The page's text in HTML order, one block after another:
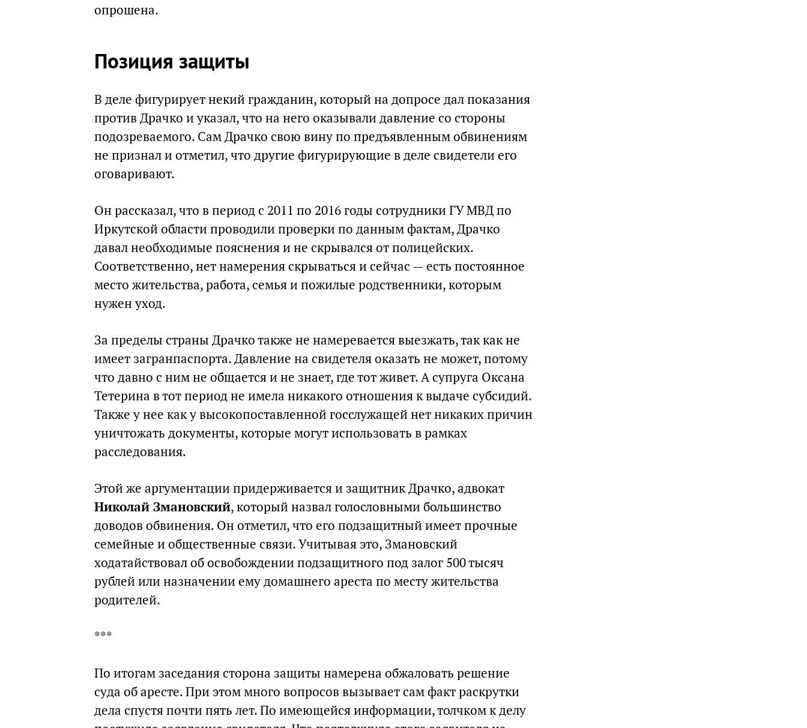
опрошена.
Позиция защиты
В деле фигурирует некий гражданин, который на допросе дал показания
против Драчко и указал, что на него оказывали давление со стороны
подозреваемого. Сам Драчко свою вину по предъявленным обвинениям
не признал и отметил, что другие фигурирующие в деле свидетели его
оговаривают.
Он рассказал, что в период с 2011 по 2016 годы сотрудники ГУ МВД по
Иркутской области проводили проверки по данным фактам, Драчко
давал необходимые пояснения и не скрывался от полицейских.
Соответственно, нет намерения скрываться и сейчас — есть постоянное
место жительства, работа, семья и пожилые родственники, которым
нужен уход.
За пределы страны Драчко также не намеревается выезжать, так как не
имеет загранпаспорта. Давление на свидетеля оказать не может, потому
что давно с ним не общается и не знает, где тот живет. А супруга Оксана
Тетерина в тот период не имела никакого отношения к выдаче субсидий.
Также у нее как у высокопоставленной госслужащей нет никаких причин
уничтожать документы, которые могут использовать в рамках
расследования.
Этой же аргументации придерживается и защитник Драчко, адвокат
Николай Змановский, который назвал голословными большинство
доводов обвинения. Он отметил, что его подзащитный имеет прочные
семейные и общественные связи. Учитывая это, Змановский
ходатайствовал об освобождении подзащитного под залог 500 тысяч
рублей или назначении ему домашнего ареста по месту жительства
родителей.
***
По итогам заседания сторона защиты намерена обжаловать решение
суда об аресте. При этом много вопросов вызывает сам факт раскрутки
дела спустя почти пять лет. По имеющейся информации, толчком к делу